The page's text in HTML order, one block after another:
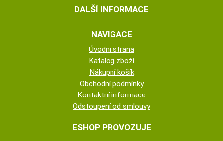
DALŠÍ INFORMACE
NAVIGACE
Úvodní strana
Katalog zboží
Nákupní košík
Obchodní podmínky
Kontaktní informace
Odstoupení od smlouvy
ESHOP PROVOZUJE